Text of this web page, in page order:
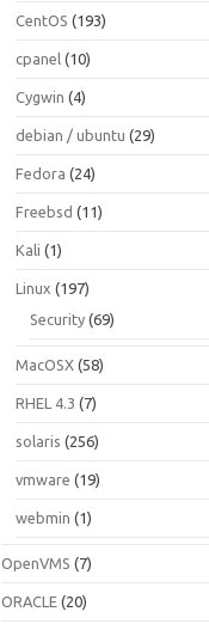
CentOS (193)
cpanel (10)
Cygwin (4)
debian / ubuntu (29)
Fedora (24)
Freebsd (11)
Kali (1)
Linux (197)
Security (69)
MacOSX (58)
RHEL 4.3 (7)
solaris (256)
vmware (19)
webmin (1)
OpenVMS (7)
ORACLE (20)